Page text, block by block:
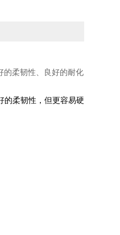
的柔韧性、良好的耐化
的柔韧性，但更容易硬